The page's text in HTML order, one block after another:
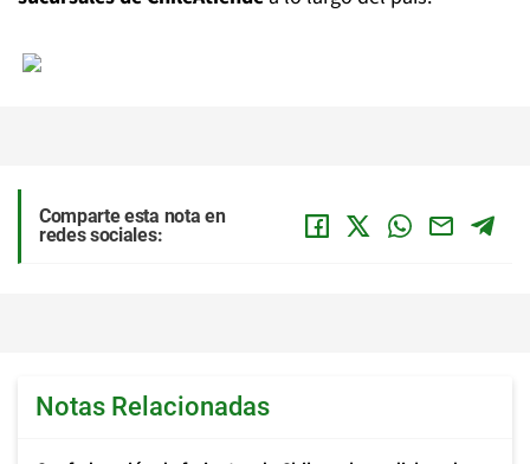
Comparte esta nota en
redes sociales:
Notas Relacionadas